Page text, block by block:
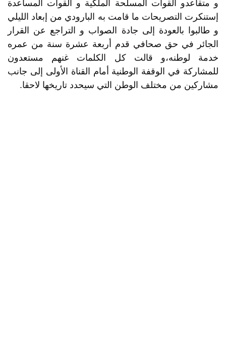
و متقاعدو القوات المسلحة الملكية و القوات المساعدة
إستنكرت التصريحات ما قامت به البارودي من إبعاد الليلي
و طالبوا بالعودة إلى جادة الصواب و التراجع عن القرار
الجائر في حق صحافي قدم أربعة عشرة سنة من عمره
خدمة لوطنه،و قالت كل الكلمات غنهم مستعدون
للمشاركة في الوقفة الوطنية أمام القناة الأولى إلى جانب
مشاركين من مختلف الوطن التي سيحدد تاريخها لاحقا.